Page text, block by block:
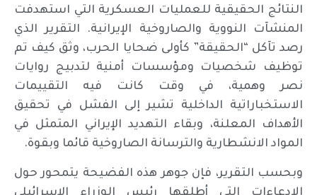
النتائج الحقيقية للعمليات العسكرية التي استهدفت
المنشآت النووية والصاروخية الإيرانية. التقرير الذي
رصد تآكل “الحقيقة” كأولى ضحايا الحرب، وثق كيف تم
توظيف شخصيات ومؤسسات أمنية لتدبيج روايات
نصر وهمية، في وقت كانت فيه التقييمات
الاستخباراتية الداخلية تشير إلى الفشل في تحقيق
الأهداف المعلنة، وبقاء التهديد الإيراني المتمثل في
المواد الانشطارية والترسانة الصاروخية قائما وبقوة.
وبحسب التقرير، فإن جوهر هذه الفضيحة يتمحور حول